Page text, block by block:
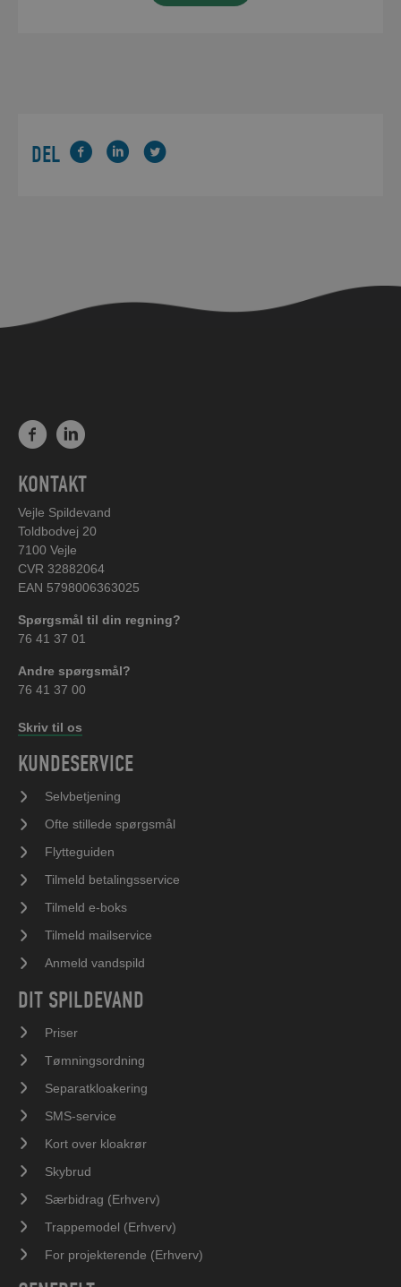
DEL
KONTAKT
Vejle Spildevand
Toldbodvej 20
7100 Vejle
CVR 32882064
EAN 5798006363025
Spørgsmål til din regning?
76 41 37 01
Andre spørgsmål?
76 41 37 00
Skriv til os
KUNDESERVICE
Selvbetjening
Ofte stillede spørgsmål
Flytteguiden
Tilmeld betalingsservice
Tilmeld e-boks
Tilmeld mailservice
Anmeld vandspild
DIT SPILDEVAND
Priser
Tømningsordning
Separatkloakering
SMS-service
Kort over kloakrør
Skybrud
Særbidrag (Erhverv)
Trappemodel (Erhverv)
For projekterende (Erhverv)